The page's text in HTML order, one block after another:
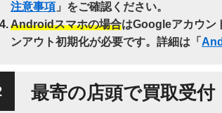
注意事項 」をご確認ください。
Androidスマホの場合はGoogleアカウン
ンアウト初期化が必要です。詳細は「
最寄の店頭で買取受付